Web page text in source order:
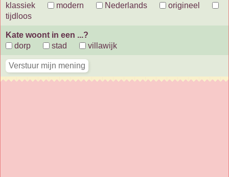
klassiek
modern Nederlands
origineel
tijdloos
Kate woont in een ...?
dorp
stad villawijk